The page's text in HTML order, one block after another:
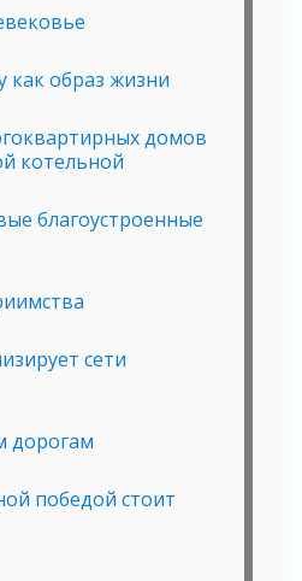
как образ жизни
домов
котельной
благоустроенные
сети
дорогам
победой стоит